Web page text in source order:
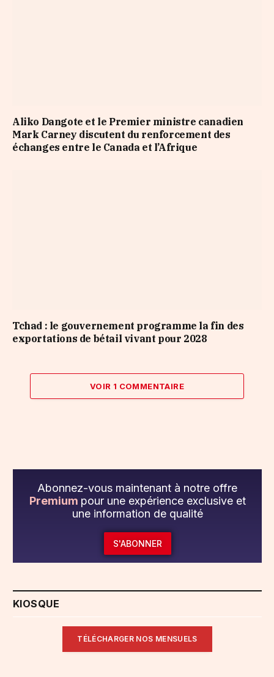
Aliko Dangote et le Premier ministre canadien
Mark Carney discutent du renforcement des
échanges entre le Canada et l’Afrique
Tchad : le gouvernement programme la fin des
exportations de bétail vivant pour 2028
VOIR 1 COMMENTAIRE
Abonnez-vous maintenant à notre offre
Premium pour une expérience exclusive et
une information de qualité
S'ABONNER
KIOSQUE
TÉLÉCHARGER NOS MENSUELS